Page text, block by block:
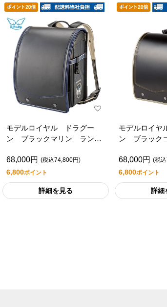
モデルロイヤル ドラグー
ン ブラックマリン ランド
68,000円 (税込74,800円)
6,800ポイント
詳細を見る
モデルロイ
ン ブラック
68,000円 (税
6,800ポイント
詳細